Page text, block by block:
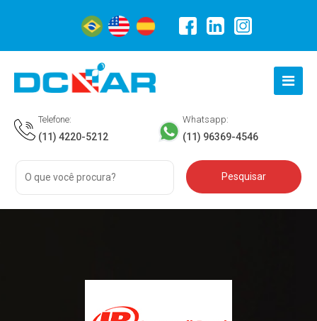
Telefone:
(11) 4220-5212
Whatsapp:
(11) 96369-4546